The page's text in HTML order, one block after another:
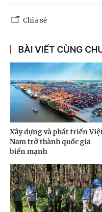
Chia sẻ
BÀI VIẾT CÙNG
Xây dựng và phát triển
Nam trở thành quốc gia
biển mạnh